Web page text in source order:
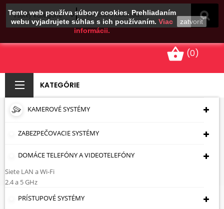
Tento web používa súbory cookies. Prehliadaním
webu vyjadrujete súhlas s ich používaním. Viac
informácii.
zatvoriť
shopping_basket (0)
KATEGÓRIE
KAMEROVÉ SYSTÉMY
ZABEZPEČOVACIE SYSTÉMY
DOMÁCE TELEFÓNY A VIDEOTELEFÓNY
Siete LAN a Wi-Fi
2.4 a 5 GHz
PRÍSTUPOVÉ SYSTÉMY
FURNITURE POWER
SUPPLIES - FLAT
Úvodná Stránka Napájanie
Napájanie 12 V
Furniture Power Supplies - Flat
Furniture Power Supplies - Flat